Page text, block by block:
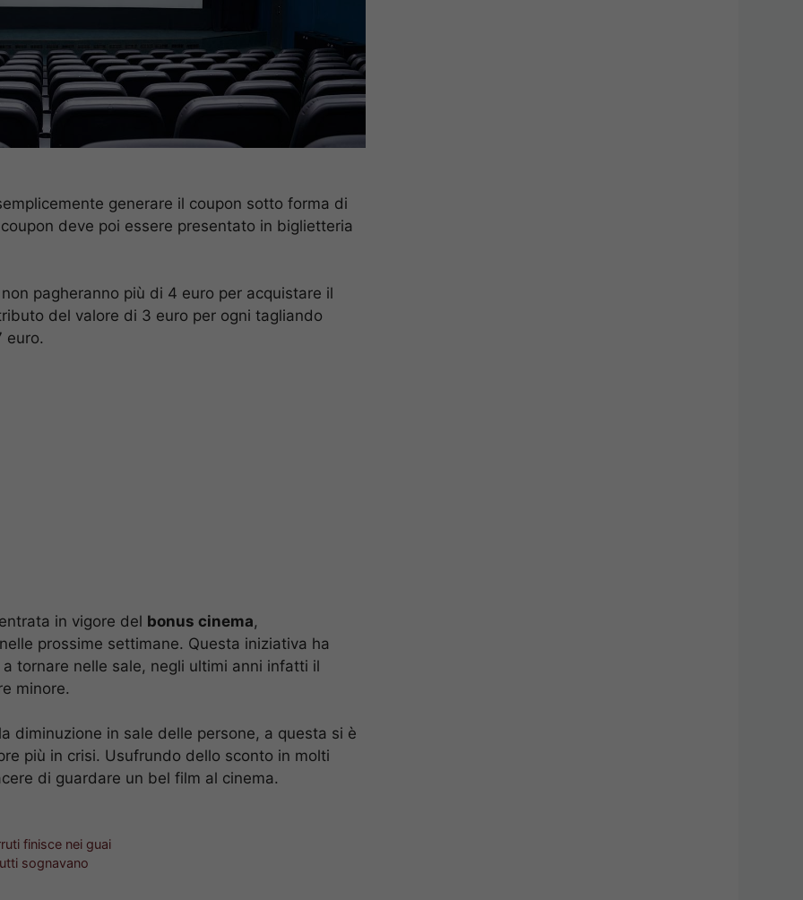
generare il coupon sotto forma di
deve poi essere presentato in biglietteria
pagheranno più di 4 euro per acquistare il
del valore di 3 euro per ogni tagliando
euro.
in vigore del bonus cinema,
prossime settimane. Questa iniziativa ha
tornare nelle sale, negli ultimi anni infatti il
minore.
diminuzione in sale delle persone, a questa si è
più in crisi. Usufrundo dello sconto in molti
di guardare un bel film al cinema.
finisce nei guai
sognavano